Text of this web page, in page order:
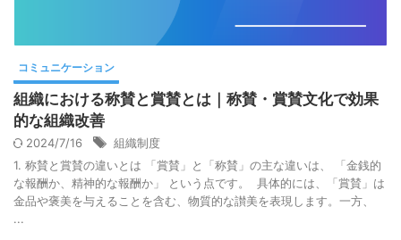
コミュニケーション
組織における称賛と賞賛とは｜称賛・賞賛文化で効果
的な組織改善
2024/7/16
組織制度
1. 称賛と賞賛の違いとは 「賞賛」と「称賛」の主な違いは、 「金銭的
な報酬か、精神的な報酬か」 という点です。 具体的には、「賞賛」は
金品や褒美を与えることを含む、物質的な讃美を表現します。一方、
...